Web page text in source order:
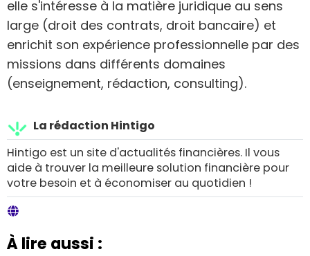
elle s'intéresse à la matière juridique au sens
large (droit des contrats, droit bancaire) et
enrichit son expérience professionnelle par des
missions dans différents domaines
(enseignement, rédaction, consulting).
La rédaction Hintigo
Hintigo est un site d'actualités financières. Il vous
aide à trouver la meilleure solution financière pour
votre besoin et à économiser au quotidien !
À lire aussi :